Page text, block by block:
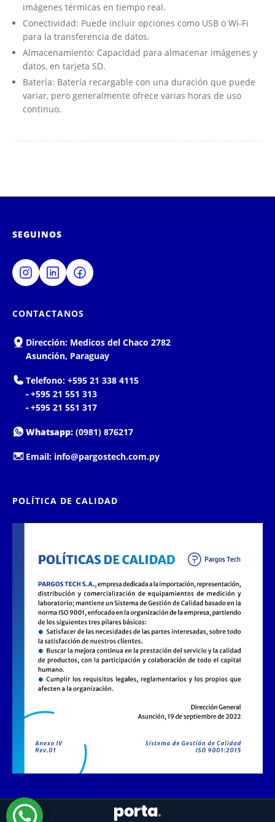
imágenes térmicas en tiempo real.
Conectividad: Puede incluir opciones como USB o Wi-Fi
para la transferencia de datos.
Almacenamiento: Capacidad para almacenar imágenes y
datos, en tarjeta SD.
Batería: Batería recargable con una duración que puede
variar, pero generalmente ofrece varias horas de uso
continuo.
SEGUINOS
CONTACTANOS
Dirección: Medicos del Chaco 2782
Asunción, Paraguay
Telefono: +595 21 338 4115
-+595 21 551 313
-+595 21 551 317
Whatsapp: (0981) 876217
Email: info@pargostech.com.py
POLÍTICA DE CALIDAD